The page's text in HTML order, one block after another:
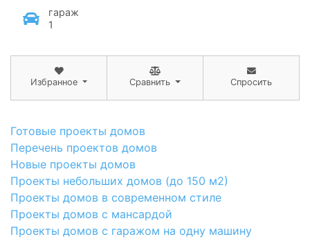
гараж
1
Избранное Сравнить Спросить
Готовые проекты домов
Перечень проектов домов
Новые проекты домов
Проекты небольших домов (до 150 м2)
Проекты домов в современном стиле
Проекты домов с мансардой
Проекты домов с гаражом на одну машину